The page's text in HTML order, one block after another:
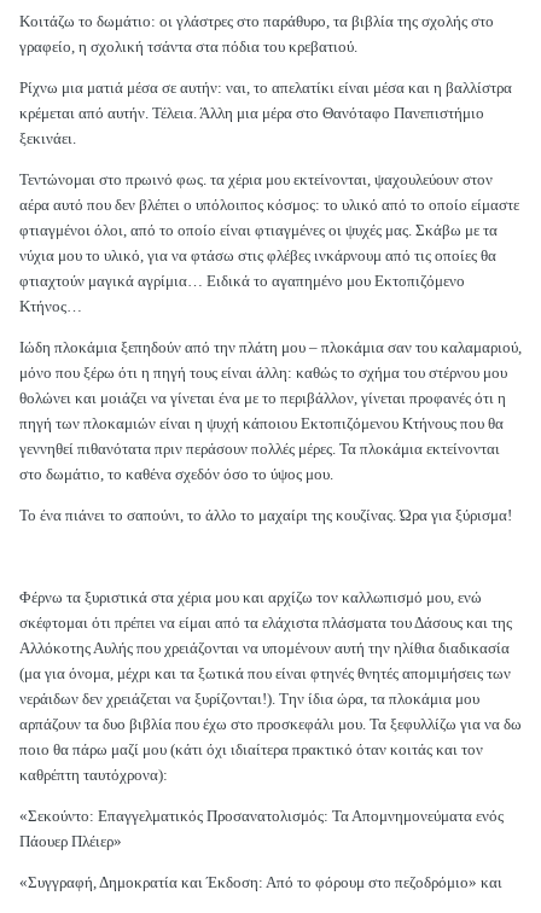
Κοιτάζω το δωμάτιο: οι γλάστρες στο παράθυρο, τα βιβλία της σχολής στο
γραφείο, η σχολική τσάντα στα πόδια του κρεβατιού.
Ρίχνω μια ματιά μέσα σε αυτήν: ναι, το απελατίκι είναι μέσα και η βαλλίστρα
κρέμεται από αυτήν. Τέλεια. Άλλη μια μέρα στο Θανόταφο Πανεπιστήμιο
ξεκινάει.
Τεντώνομαι στο πρωινό φως. τα χέρια μου εκτείνονται, ψαχουλεύουν στον
αέρα αυτό που δεν βλέπει ο υπόλοιπος κόσμος: το υλικό από το οποίο είμαστε
φτιαγμένοι όλοι, από το οποίο είναι φτιαγμένες οι ψυχές μας. Σκάβω με τα
νύχια μου το υλικό, για να φτάσω στις φλέβες ινκάρνουμ από τις οποίες θα
φτιαχτούν μαγικά αγρίμια… Ειδικά το αγαπημένο μου Εκτοπιζόμενο
Κτήνος…
Ιώδη πλοκάμια ξεπηδούν από την πλάτη μου – πλοκάμια σαν του καλαμαριού,
μόνο που ξέρω ότι η πηγή τους είναι άλλη: καθώς το σχήμα του στέρνου μου
θολώνει και μοιάζει να γίνεται ένα με το περιβάλλον, γίνεται προφανές ότι η
πηγή των πλοκαμιών είναι η ψυχή κάποιου Εκτοπιζόμενου Κτήνους που θα
γεννηθεί πιθανότατα πριν περάσουν πολλές μέρες. Τα πλοκάμια εκτείνονται
στο δωμάτιο, το καθένα σχεδόν όσο το ύψος μου.
Το ένα πιάνει το σαπούνι, το άλλο το μαχαίρι της κουζίνας. Ώρα για ξύρισμα!
Φέρνω τα ξυριστικά στα χέρια μου και αρχίζω τον καλλωπισμό μου, ενώ
σκέφτομαι ότι πρέπει να είμαι από τα ελάχιστα πλάσματα του Δάσους και της
Αλλόκοτης Αυλής που χρειάζονται να υπομένουν αυτή την ηλίθια διαδικασία
(μα για όνομα, μέχρι και τα ξωτικά που είναι φτηνές θνητές απομιμήσεις των
νεράιδων δεν χρειάζεται να ξυρίζονται!). Την ίδια ώρα, τα πλοκάμια μου
αρπάζουν τα δυο βιβλία που έχω στο προσκεφάλι μου. Τα ξεφυλλίζω για να δω
ποιο θα πάρω μαζί μου (κάτι όχι ιδιαίτερα πρακτικό όταν κοιτάς και τον
καθρέπτη ταυτόχρονα):
«Σεκούντο: Επαγγελματικός Προσανατολισμός: Τα Απομνημονεύματα ενός
Πάουερ Πλέιερ»
«Συγγραφή, Δημοκρατία και Έκδοση: Από το φόρουμ στο πεζοδρόμιο» και